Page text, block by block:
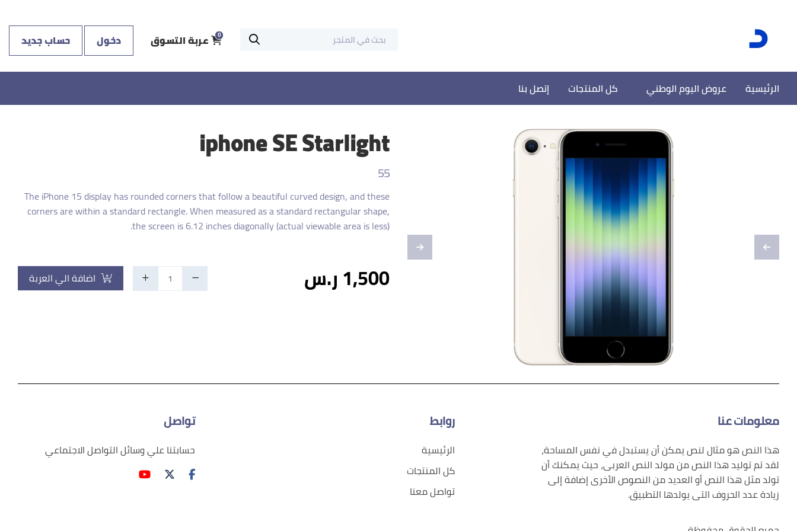
0 عربة التسوق دخول حساب جديد
الرئيسية عروض اليوم الوطني كل المنتجات إتصل بنا
iphone SE Starlight
55
The iPhone 15 display has rounded corners that follow a beautiful curved design, and these
corners are within a standard rectangle. When measured as a standard rectangular shape,
the screen is 6.12 inches diagonally (actual viewable area is less).
1,500 ر.س اضافة الي العربة
معلومات عنا
هذا النص هو مثال لنص يمكن أن يستبدل في نفس المساحة،
لقد تم توليد هذا النص من مولد النص العربى، حيث يمكنك أن
تولد مثل هذا النص أو العديد من النصوص الأخرى إضافة إلى
زيادة عدد الحروف التى يولدها التطبيق.
روابط
الرئيسية
كل المنتجات
تواصل معنا
تواصل
حسابتنا علي وسائل التواصل الاجتماعي